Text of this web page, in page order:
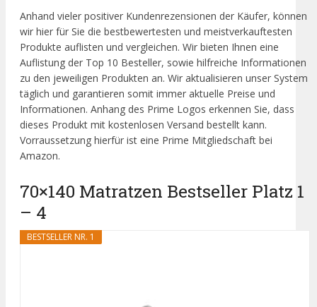
Anhand vieler positiver Kundenrezensionen der Käufer, können
wir hier für Sie die bestbewertesten und meistverkauftesten
Produkte auflisten und vergleichen. Wir bieten Ihnen eine
Auflistung der Top 10 Besteller, sowie hilfreiche Informationen
zu den jeweiligen Produkten an. Wir aktualisieren unser System
täglich und garantieren somit immer aktuelle Preise und
Informationen. Anhang des Prime Logos erkennen Sie, dass
dieses Produkt mit kostenlosen Versand bestellt kann.
Vorraussetzung hierfür ist eine Prime Mitgliedschaft bei
Amazon.
70×140 Matratzen Bestseller Platz 1
– 4
BESTSELLER NR. 1